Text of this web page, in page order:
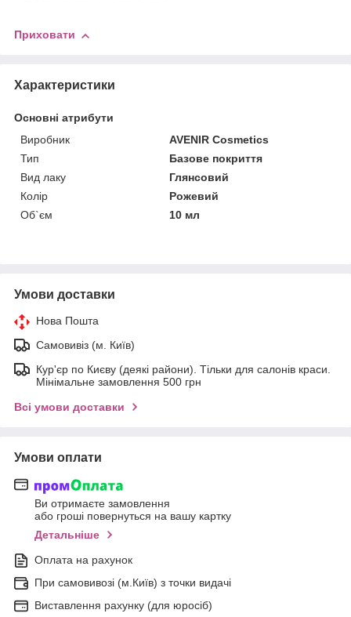
Приховати
Характеристики
Основні атрибути
Виробник
AVENIR Cosmetics
Тип
Базове покриття
Вид лаку
Глянсовий
Колір
Рожевий
Об`єм
10 мл
Умови доставки
Нова Пошта
Самовивіз (м. Київ)
Кур'єр по Києву (деякі райони). Тільки для салонів краси.
Мінімальне замовлення 500 грн
Всі умови доставки
Умови оплати
Ви отримаєте замовлення
або гроші повернуться на вашу картку
Детальніше
Оплата на рахунок
При самовивозі (м.Київ) з точки видачі
Виставлення рахунку (для юросіб)